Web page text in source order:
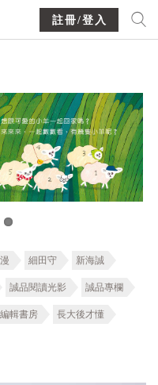
註冊/登入
細田守 新海誠
誠品閱讀光影 誠品專欄
編輯書房 長大後才懂